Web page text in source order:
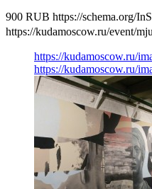
900 RUB https://schema.org/
https://kudamoscow.ru/event/
https://kudamoscow.ru/
https://kudamoscow.ru/